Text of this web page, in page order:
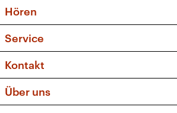
Sendungen und Podcasts
Musikliste
Kakadu – Das Kinderprogramm
Hören
Frequenzen (UKW + DAB+)
Service
FAQ
Apps
Newsletter
Kontakt
Social Media
Über uns